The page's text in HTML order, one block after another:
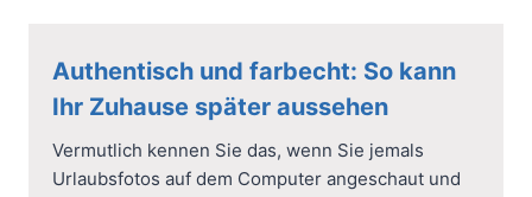
Authentisch und farbecht: So kann
Ihr Zuhause später aussehen
Vermutlich kennen Sie das, wenn Sie jemals
Urlaubsfotos auf dem Computer angeschaut und